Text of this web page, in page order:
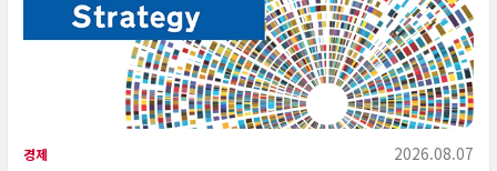
경제 2026.08.07